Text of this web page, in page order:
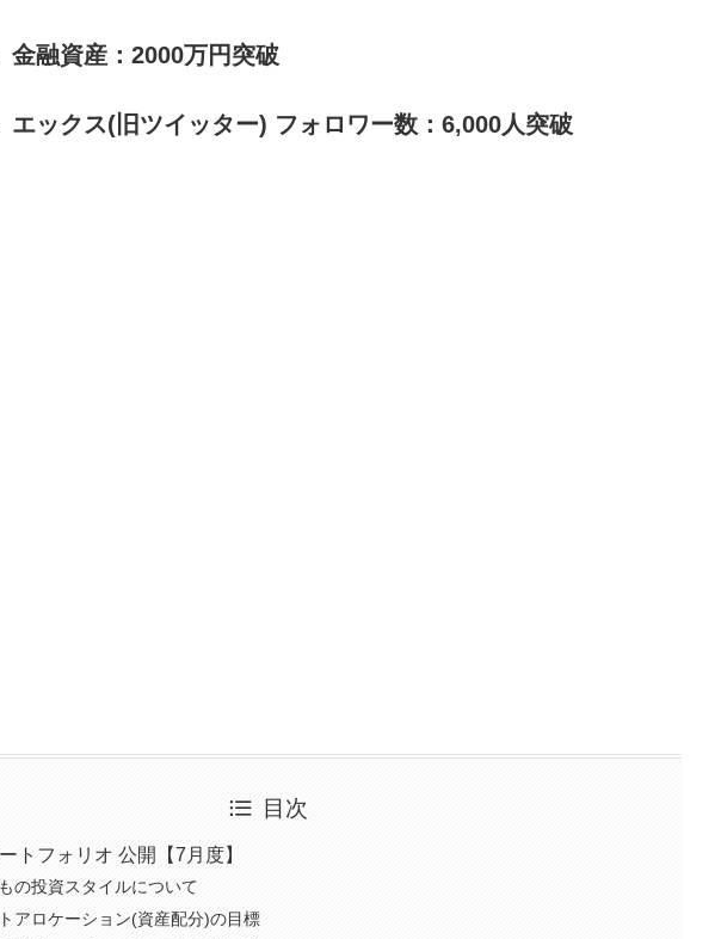
金融資産：2000万円突破
エックス(旧ツイッター) フォロワー数：6,000人突破
目次
トフォリオ 公開【7月度】
の投資スタイルについて
アロケーション(資産配分)の目標